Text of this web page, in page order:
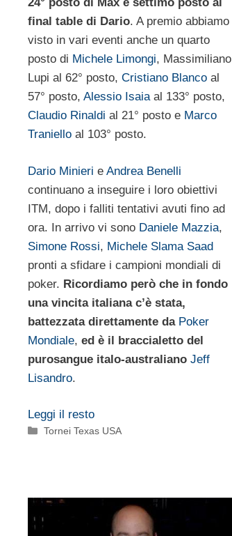
final table di Dario. A premio abbiamo
visto in vari eventi anche un quarto
posto di Michele Limongi, Massimiliano
Lupi al 62° posto, Cristiano Blanco al
57° posto, Alessio Isaiaal 133° posto,
Claudio Rinaldi al 21° posto e Marco
Traniello al 103° posto.
Dario Minieri e Andrea Benelli
continuano a inseguire i loro obiettivi
ITM, dopo i falliti tentativi avuti fino ad
ora. In arrivo vi sono Daniele Mazzia,
Simone Rossi, Michele Slama Saad
pronti a sfidare i campioni mondiali di
poker. Ricordiamo però che in fondo
una vincita italiana c’è stata,
battezzata direttamente da Poker
Mondiale, ed è il braccialetto del
purosangue italo-australiano Jeff
Lisandro.
Leggi il resto
Categorie
Tornei Texas USA